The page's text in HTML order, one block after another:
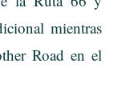
mientras
Road en el